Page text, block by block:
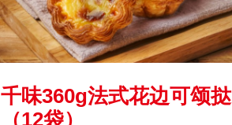
千味360g法式花边可颂挞
（12袋）